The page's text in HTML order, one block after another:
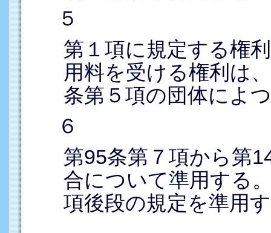
５
第１項に規定する権
用料を受ける権利は
条第５項の団体によ
６
第95条第７項から第
合について準用する
項後段の規定を準用